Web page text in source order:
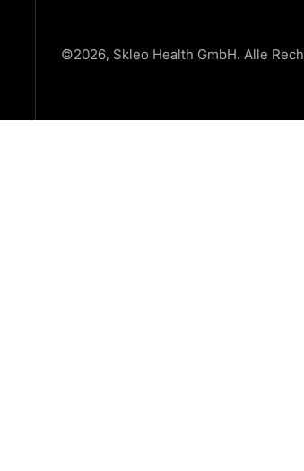
©2026, Skleo Health GmbH. Alle